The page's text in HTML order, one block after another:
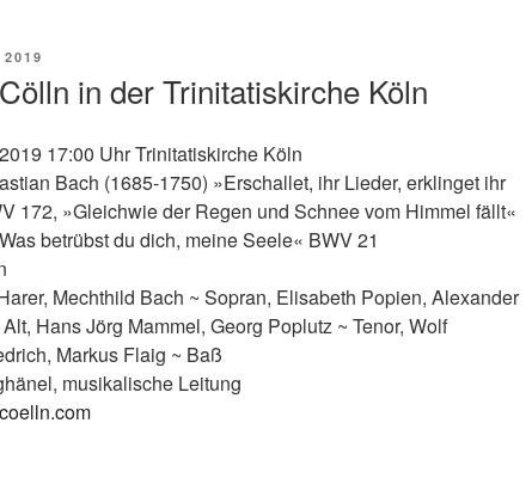
in der Trinitatiskirche Köln
17:00 Uhr Trinitatiskirche Köln
Bach (1685-1750) »Erschallet, ihr Lieder, erklinget ihr
172, »Gleichwie der Regen und Schnee vom Himmel fällt«
betrübst du dich, meine Seele« BWV 21
Mechthild Bach ~ Sopran, Elisabeth Popien, Alexander
Alt, Hans Jörg Mammel, Georg Poplutz ~ Tenor, Wolf
Markus Flaig ~ Baß
musikalische Leitung